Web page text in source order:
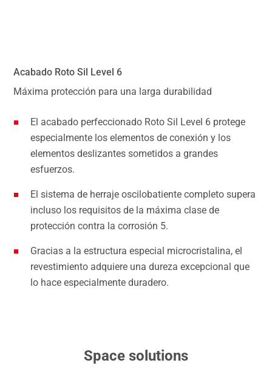
Acabado Roto Sil Level 6
Máxima protección para una larga durabilidad
El acabado perfeccionado Roto Sil Level 6 protege
especialmente los elementos de conexión y los
elementos deslizantes sometidos a grandes
esfuerzos.
El sistema de herraje oscilobatiente completo supera
incluso los requisitos de la máxima clase de
protección contra la corrosión 5.
Gracias a la estructura especial microcristalina, el
revestimiento adquiere una dureza excepcional que
lo hace especialmente duradero.
Space solutions